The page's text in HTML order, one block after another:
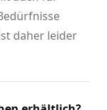
daher leider